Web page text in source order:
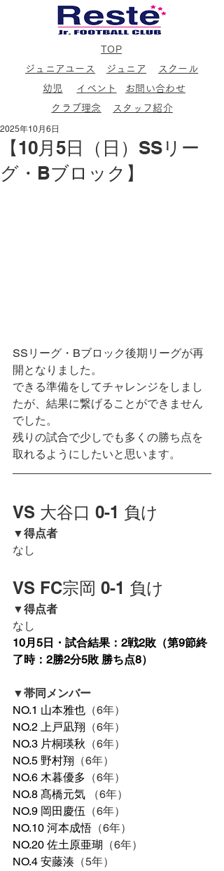
TOP
ジュニアユース
ジュニア
スクール
幼児
イベント
お問い合わせ
クラブ理念
スタッフ紹介
【10月5日（日）SSリー
グ・Bブロック】
2025年10月6日
SSリーグ・Bブロック後期リーグが再
開となりました。
できる準備をしてチャレンジをしまし
たが、結果に繋げることができません
でした。
残りの試合で少しでも多くの勝ち点を
取れるようにしたいと思います。
VS 大谷口 0-1 負け
▼得点者
なし
VS FC宗岡 0-1 負け
▼得点者
なし
10月5日・試合結果：2戦2敗（第9節終
了時：2勝2分5敗 勝ち点8）
▼帯同メンバー
NO.1 山本雅也 （6年）
NO.2 上戸凪翔 （6年）
NO.3 片桐瑛秋 （6年）
NO.5 野村翔 （6年）
NO.6 木暮優多 （6年）
NO.8 髙橋元気
（6年）
NO.9 岡田慶伍 （6年）
NO.10 河本成悟 （6年）
NO.20 佐土原亜瑚
（6年）
NO.4 安藤湊 （5年）